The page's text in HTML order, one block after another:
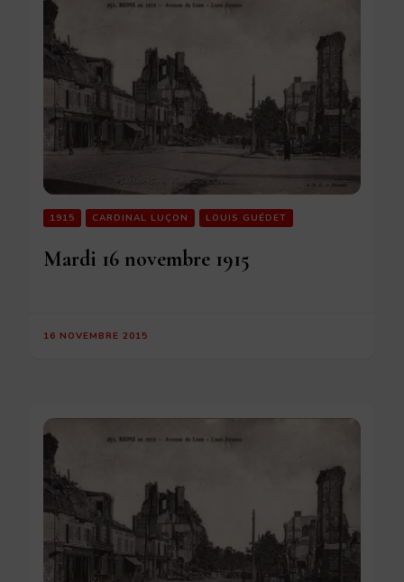
1915 CARDINAL LUÇON LOUIS GUÉDET
Mardi 16 novembre 1915
16 NOVEMBRE 2015